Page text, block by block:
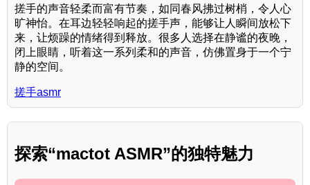
搓手的声音轻柔而富有节奏，如同春风拂过树梢，令人心
旷神怡。在耳边轻轻响起的搓手声，能够让人瞬间放松下
来，让烦躁的情绪得到释放。很多人选择在静谧的夜晚，
闭上眼睛，听着这一系列柔和的声音，仿佛置身于一个宁
静的空间。
搓手asmr
探索“mactot ASMR”的独特魅力